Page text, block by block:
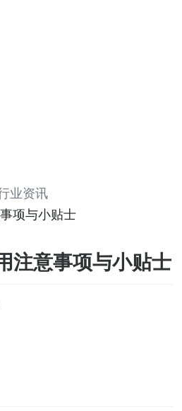
业资讯
项与小贴士
注意事项与小贴士